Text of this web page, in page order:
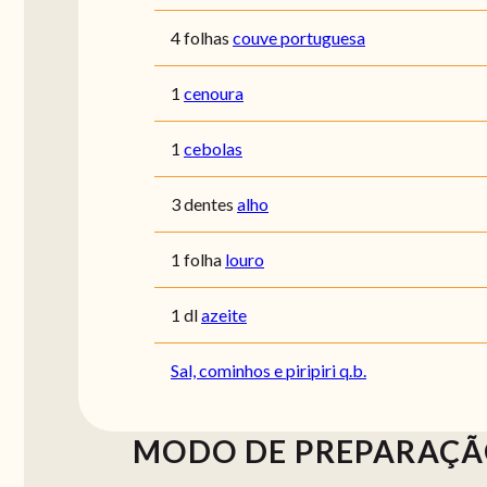
4 folhas couve portuguesa
1 cenoura
1 cebolas
3 dentes alho
1 folha louro
1 dlazeite
Sal, cominhos e piripiri q.b.
MODO DE